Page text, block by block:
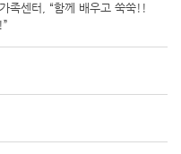
족센터, “함께 배우고 쑥쑥!!